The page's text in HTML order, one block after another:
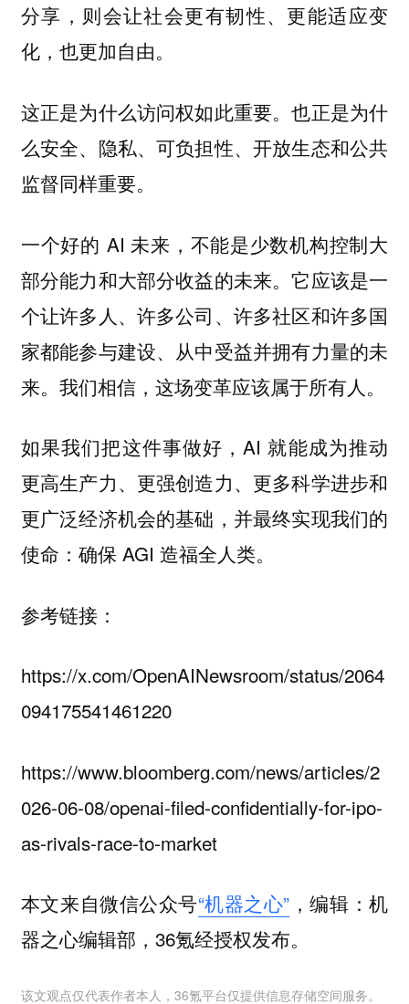
分享，则会让社会更有韧性、更能适应变
化，也更加自由。
这正是为什么访问权如此重要。也正是为什
么安全、隐私、可负担性、开放生态和公共
监督同样重要。
一个好的 AI 未来，不能是少数机构控制大
部分能力和大部分收益的未来。它应该是一
个让许多人、许多公司、许多社区和许多国
家都能参与建设、从中受益并拥有力量的未
来。我们相信，这场变革应该属于所有人。
如果我们把这件事做好，AI 就能成为推动
更高生产力、更强创造力、更多科学进步和
更广泛经济机会的基础，并最终实现我们的
使命：确保 AGI 造福全人类。
参考链接：
https://x.com/OpenAINewsroom/status/2064
094175541461220
https://www.bloomberg.com/news/articles/2
026-06-08/openai-filed-confidentially-for-ipo-
as-rivals-race-to-market
本文来自微信公众号“机器之心” ，编辑：机
器之心编辑部，36氪经授权发布。
该文观点仅代表作者本人，36氪平台仅提供信息存储空间服务。